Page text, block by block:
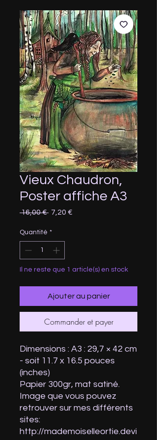
Vieux Chaudron,
Poster affiche A3
16,00 € Prix
7,20 €
Quantité *
Il ne reste que 1 article(s) en stock
Ajouter au panier
Commander et payer
Dimensions : A3 : 29,7 × 42 cm
- soit 11.7 x 16.5 pouces
(inches)
Papier 300gr, mat satiné.
Image que vous pouvez
retrouver sur mes différents
sites:
http://mademoiselleortie.devi